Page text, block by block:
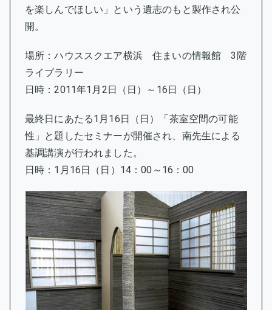
を楽しんでほしい」という遺志のもと製作され公
開。
場所：ハウススクエア横浜 住まいの情報館 3階
ライブラリー
日時：2011年1月2日（日）～16日（日）
最終日にあたる1月16日（日）「茶室空間の可能
性」と題したセミナーが開催され、南先生による
基調講演が行われました。
日時：1月16日（日）14：00～16：00